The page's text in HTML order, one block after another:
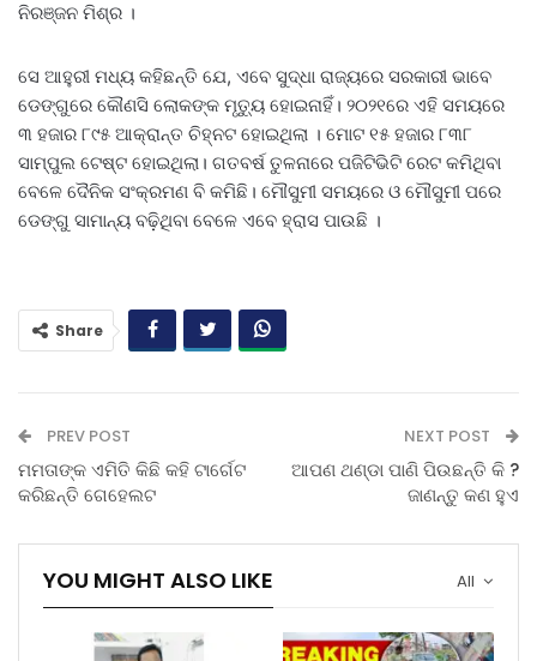
ନିରଞ୍ଜନ ମିଶ୍ର ।
ସେ ଆହୁରୀ ମଧ୍ୟ କହିଛନ୍ତି ଯେ, ଏବେ ସୁଦ୍ଧା ରାଜ୍ୟରେ ସରକାରୀ ଭାବେ
ଡେଙ୍ଗୁରେ କୌଣସି ଲୋକଙ୍କ ମୃତ୍ୟୁ ହୋଇନାହିଁ। ୨୦୨୧ରେ ଏହି ସମୟରେ
୩ ହଜାର ୮୯୫ ଆକ୍ରାନ୍ତ ଚିହ୍ନଟ ହୋଇଥିଲା । ମୋଟ ୧୫ ହଜାର ୮୩୮
ସାମ୍ପୁଲ ଟେଷ୍ଟ ହୋଇଥିଲା। ଗତବର୍ଷ ତୁଳନାରେ ପଜିଟିଭିଟି ରେଟ କମିଥିବା
ବେଳେ ଦୈନିକ ସଂକ୍ରମଣ ବି କମିଛି। ମୌସୁମୀ ସମୟରେ ଓ ମୌସୁମୀ ପରେ
ଡେଙ୍ଗୁ ସାମାନ୍ୟ ବଢ଼ିଥିବା ବେଳେ ଏବେ ହ୍ରାସ ପାଉଛି ।
Share
PREV POST
ମମତାଙ୍କ ଏମିତି କିଛି କହି ଟାର୍ଗେଟ
କରିଛନ୍ତି ଗେହେଲଟ
NEXT POST
ଆପଣ ଥଣ୍ଡା ପାଣି ପିଉଛନ୍ତି କି ?
ଜାଣନ୍ତୁ କଣ ହୁଏ
All
YOU MIGHT ALSO LIKE